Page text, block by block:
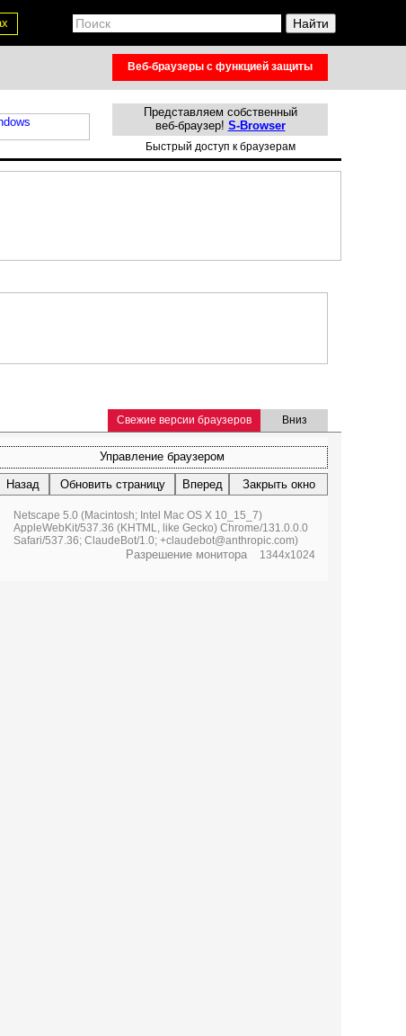
Вниз
Свежие версии браузеров
1344x1024
Netscape 5.0 (Macintosh; Intel Mac OS X 10_15_7)
AppleWebKit/537.36 (KHTML, like Gecko) Chrome/131.0.0.0
Safari/537.36; ClaudeBot/1.0; +claudebot@anthropic.com)
Разрешение монитора
Назад Вперед
Обновить страницу Закрыть окно
Управление браузером
Представляем собственный
веб-браузер! S-Browser
Быстрый доступ к браузерам
Веб-браузеры с функцией защиты